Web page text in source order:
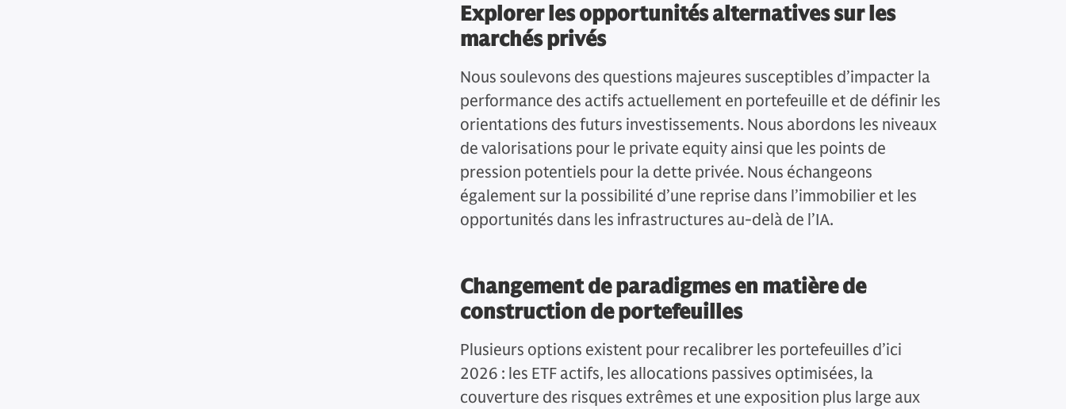
Explorer les opportunités alternatives sur les
marchés privés
Nous soulevons des questions majeures susceptibles d’impacter la
performance des actifs actuellement en portefeuille et de définir les
orientations des futurs investissements. Nous abordons les niveaux
de valorisations pour le private equity ainsi que les points de
pression potentiels pour la dette privée. Nous échangeons
également sur la possibilité d’une reprise dans l’immobilier et les
opportunités dans les infrastructures au-delà de l’IA.
Changement de paradigmes en matière de
construction de portefeuilles
Plusieurs options existent pour recalibrer les portefeuilles d’ici
2026 : les ETF actifs, les allocations passives optimisées, la
couverture des risques extrêmes et une exposition plus large aux